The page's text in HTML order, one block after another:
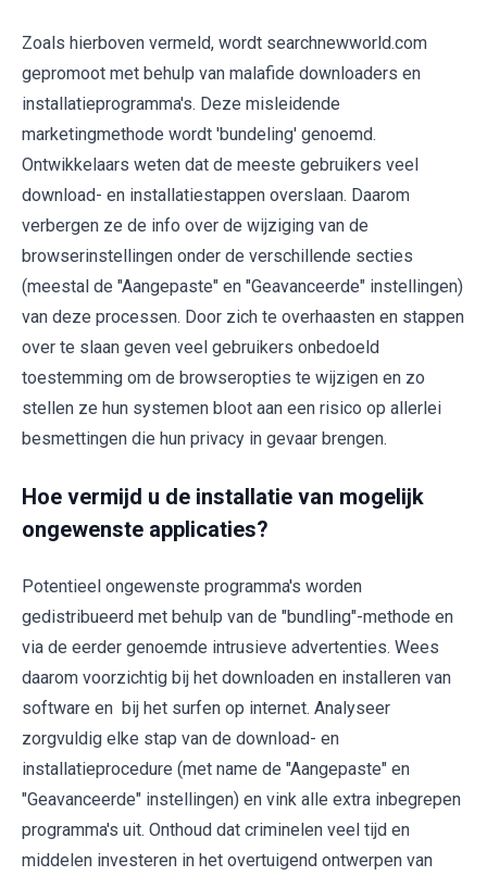
Zoals hierboven vermeld, wordt searchnewworld.com
gepromoot met behulp van malafide downloaders en
installatieprogramma's. Deze misleidende
marketingmethode wordt 'bundeling' genoemd.
Ontwikkelaars weten dat de meeste gebruikers veel
download- en installatiestappen overslaan. Daarom
verbergen ze de info over de wijziging van de
browserinstellingen onder de verschillende secties
(meestal de "Aangepaste" en "Geavanceerde" instellingen)
van deze processen. Door zich te overhaasten en stappen
over te slaan geven veel gebruikers onbedoeld
toestemming om de browseropties te wijzigen en zo
stellen ze hun systemen bloot aan een risico op allerlei
besmettingen die hun privacy in gevaar brengen.
Hoe vermijd u de installatie van mogelijk
ongewenste applicaties?
Potentieel ongewenste programma's worden
gedistribueerd met behulp van de "bundling"-methode en
via de eerder genoemde intrusieve advertenties. Wees
daarom voorzichtig bij het downloaden en installeren van
software en bij het surfen op internet. Analyseer
zorgvuldig elke stap van de download- en
installatieprocedure (met name de "Aangepaste" en
"Geavanceerde" instellingen) en vink alle extra inbegrepen
programma's uit. Onthoud dat criminelen veel tijd en
middelen investeren in het overtuigend ontwerpen van